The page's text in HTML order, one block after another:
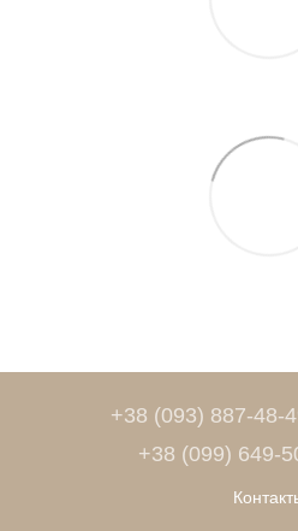
+38 (093) 887-48-
+38 (099) 649-